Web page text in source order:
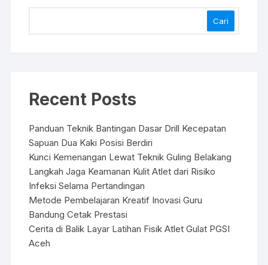
Cari
Recent Posts
Panduan Teknik Bantingan Dasar Drill Kecepatan
Sapuan Dua Kaki Posisi Berdiri
Kunci Kemenangan Lewat Teknik Guling Belakang
Langkah Jaga Keamanan Kulit Atlet dari Risiko
Infeksi Selama Pertandingan
Metode Pembelajaran Kreatif Inovasi Guru
Bandung Cetak Prestasi
Cerita di Balik Layar Latihan Fisik Atlet Gulat PGSI
Aceh